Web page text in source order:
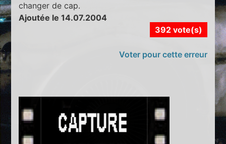
changer de cap.
Ajoutée le 14.07.2004
392 vote(s)
Voter pour cette erreur